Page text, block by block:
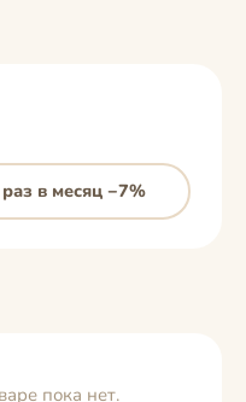
в месяц −7%
пока нет.